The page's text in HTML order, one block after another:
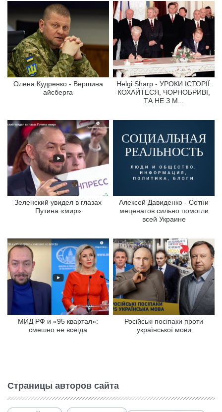
Олена Кудренко - Вершина
айсберга
Helgi Sharp - УРОКИ ІСТОРІЇ:
КОХАЙТЕСЯ, ЧОРНОБРИВІ,
ТА НЕ З М...
Зеленский увидел в глазах
Путина «мир»
Алексей Давиденко - Сотни
меценатов сильно помогли
всей Украине
МИД РФ и «95 квартал»:
смешно не всегда
Російські посіпаки проти
української мови
Страницы авторов сайта